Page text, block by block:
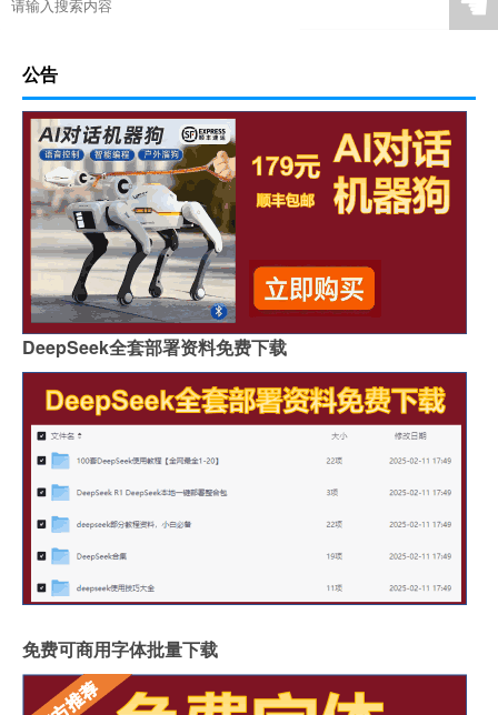
公告
DeepSeek全套部署资料免费下载
免费可商用字体批量下载